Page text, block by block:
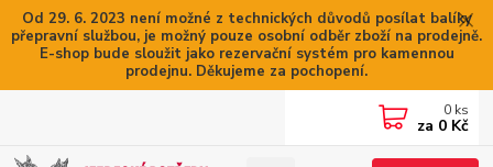
Od 29. 6. 2023 není možné z technických důvodů posílat balíky
přepravní službou, je možný pouze osobní odběr zboží na prodejně.
E-shop bude sloužit jako rezervační systém pro kamennou
prodejnu. Děkujeme za pochopení.
0 ks
za 0 Kč